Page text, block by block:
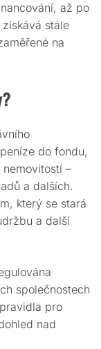
až po
stále
na
do fondu,
–
a dalších.
který se stará
a další
společnostech
pro
nad